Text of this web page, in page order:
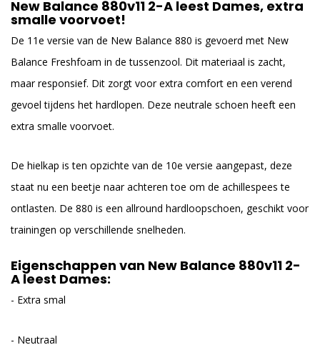
New Balance 880v11 2-A leest Dames, extra
smalle voorvoet!
De 11e versie van de New Balance 880 is gevoerd met New
Balance Freshfoam in de tussenzool. Dit materiaal is zacht,
maar responsief. Dit zorgt voor extra comfort en een verend
gevoel tijdens het hardlopen. Deze neutrale schoen heeft een
extra smalle voorvoet.
De hielkap is ten opzichte van de 10e versie aangepast, deze
staat nu een beetje naar achteren toe om de achillespees te
ontlasten. De 880 is een allround hardloopschoen, geschikt voor
trainingen op verschillende snelheden.
Eigenschappen van New Balance 880v11 2-
A leest Dames:
- Extra smal
- Neutraal